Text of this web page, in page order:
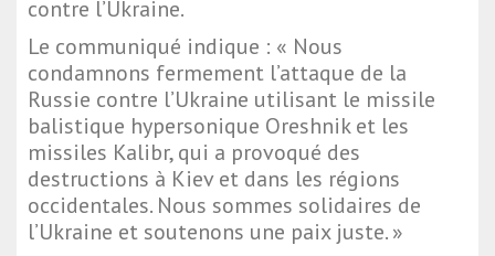
contre l’Ukraine.
Le communiqué indique : « Nous
condamnons fermement l’attaque de la
Russie contre l’Ukraine utilisant le missile
balistique hypersonique Oreshnik et les
missiles Kalibr, qui a provoqué des
destructions à Kiev et dans les régions
occidentales. Nous sommes solidaires de
l’Ukraine et soutenons une paix juste. »